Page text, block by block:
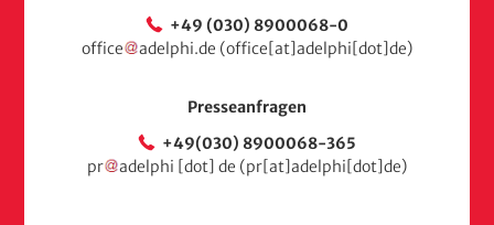
+49 (030) 8900068-0
office
adelphi.de (office[at]adelphi[dot]de)
Presseanfragen
+49(030) 8900068-365
pr
adelphi [dot] de (pr[at]adelphi[dot]de)